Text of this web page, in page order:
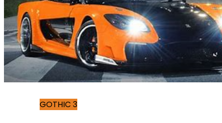
GOTHIC 3